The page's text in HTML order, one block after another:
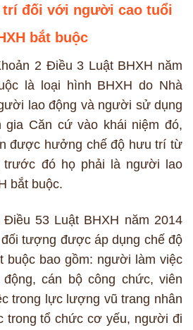
trí đối với người cao tuổi
bắt buộc
2 Điều 3 Luật BHXH năm
là loại hình BHXH do Nhà
lao động và người sử dụng
gia Căn cứ vào khái niệm đó,
được hưởng chế độ hưu trí từ
trước đó họ phải là người lao
bắt buộc.
53 Luật BHXH năm 2014
tượng được áp dụng chế độ
buộc bao gồm: người làm việc
cán bộ công chức, viên
trong lực lượng vũ trang nhân
trong tổ chức cơ yếu, người đi